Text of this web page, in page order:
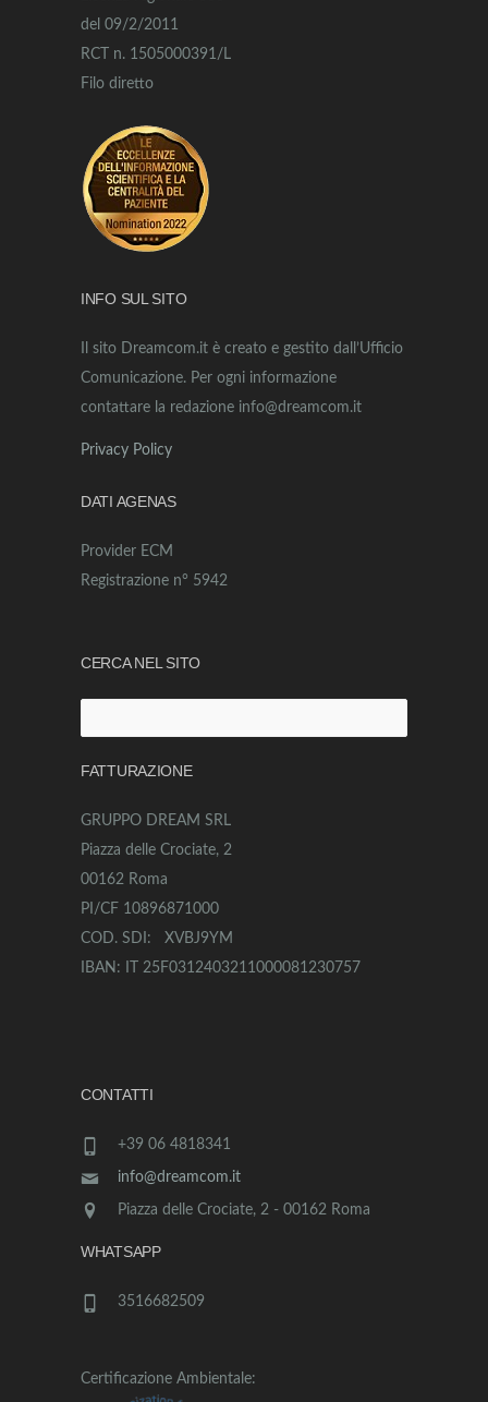
del 09/2/2011
RCT n. 1505000391/L
Filo diretto
INFO SUL SITO
Il sito Dreamcom.it è creato e gestito dall’Ufficio
Comunicazione. Per ogni informazione
contattare la redazione info@dreamcom.it
Privacy Policy
DATI AGENAS
Provider ECM
Registrazione n° 5942
CERCA NEL SITO
per:
FATTURAZIONE
GRUPPO DREAM SRL
Piazza delle Crociate, 2
00162 Roma
PI/CF 10896871000
COD. SDI: XVBJ9YM
IBAN: IT 25F0312403211000081230757
CONTATTI
+39 06 4818341
info@dreamcom.it
Piazza delle Crociate, 2 - 00162 Roma
WHATSAPP
3516682509
Certificazione Ambientale: